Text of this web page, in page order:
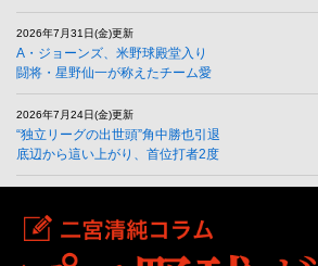
2026年7月31日(金)更新
A・ジョーンズ、米野球殿堂入り
闘将・星野仙一が称えたチーム愛
2026年7月24日(金)更新
“独立リーグの出世頭”角中勝也引退
底辺から這い上がり、首位打者2度